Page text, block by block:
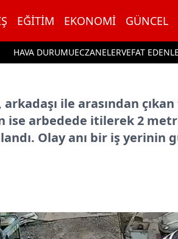
EĞITIM EKONOMI GÜNCEL
HAVA DURUMUECZANELERVEFAT
ile arasından
ise arbedede itilerek 2
Olay anı bir iş yerinin